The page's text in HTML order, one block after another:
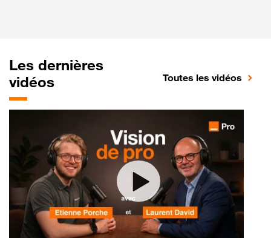
Les dernières
vidéos
Toutes les vidéos